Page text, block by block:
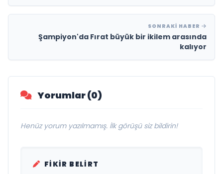
SONRAKI HABER
Şampiyon'da Fırat büyük bir ikilem arasında
kalıyor
Yorumlar (0)
Henüz yorum yazılmamış. İlk görüşü siz bildirin!
FIKIR BELIRT